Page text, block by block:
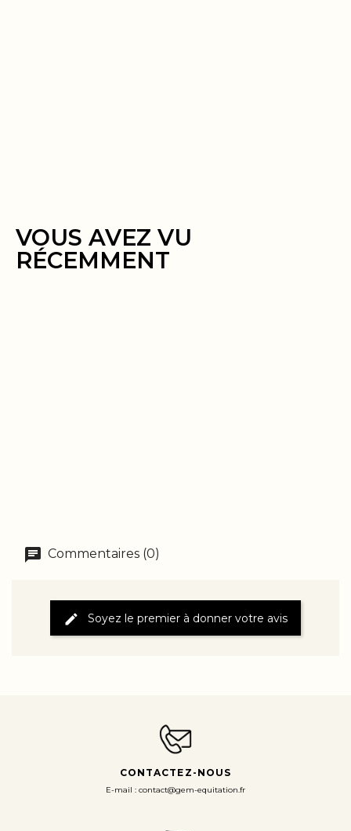
VOUS AVEZ VU
RÉCEMMENT
Commentaires (0)
Soyez le premier à donner votre avis
CONTACTEZ-NOUS
E-mail : contact@gem-equitation.fr